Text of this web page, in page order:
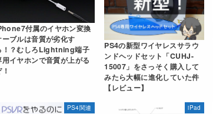
付属のイヤホン変換
ーブルは音質が劣化す
！？むしろLightning端子
用イヤホンで音質が上がる
PS4の新型ワイヤレスサラウ
ンドヘッドセット「CUHJ-
15007」をさっそく購入して
みたら大幅に進化していた件
【レビュー】
PS4関連 iPad